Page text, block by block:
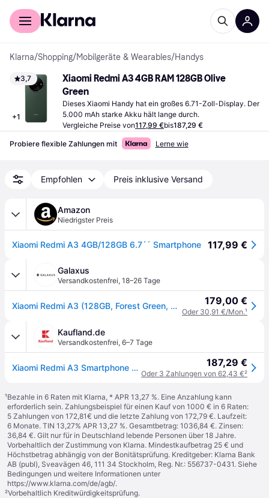
Für Shopper
Klarna/Shopping/Mobilgeräte & Wearables/Handys
3,7
+1
Xiaomi Redmi A3 4GB RAM 128GB Olive
Green
Dieses Xiaomi Handy hat ein großes 6.71-Zoll-Display. Der
5.000 mAh starke Akku hält lange durch.
Vergleiche Preise von117,99 €bis187,29 €
Probiere flexible Zahlungen mit Lerne wie
Empfohlen Preis inklusive Versand
Amazon
Niedrigster Preis
Xiaomi Redmi A3 4GB/128GB 6.7´´ Smartphone 117,99 €
Galaxus
Versandkostenfrei, 18–26 Tage
Xiaomi Redmi A3 (128GB, Forest Green, 6.71", Dual SIM, 4G), Smartphone, Grün 179,00 €
Oder 30,91 €/Mon.¹
Kaufland.de
Versandkostenfrei, 6–7 Tage
Xiaomi Redmi A3 Smartphone 128GB 4GB RAM forest green LTE/4G Android 5000mAh 187,29 €
Oder 3 Zahlungen von 62,43 €²
¹Bezahle in 6 Raten mit Klarna, * APR 13,27 %. Eine Anzahlung kann
erforderlich sein. Zahlungsbeispiel für einen Kauf von 1000 € in 6 Raten:
5 Zahlungen von 172,81€ und die letzte Zahlung von 172,79 €. Laufzeit:
6 Monate. TIN 13,27% APR 13,27 %. Gesamtbetrag: 1036,84 €. Zinsen:
36,84 €. Gilt nur für in Deutschland lebende Personen über 18 Jahre.
Vorbehaltlich der Zustimmung von Klarna. Mindestkaufbetrag 25 € und
Höchstbetrag abhängig von der Bonitätsprüfung. Kreditgeber: Klarna Bank
AB (publ), Sveavägen 46, 111 34 Stockholm, Reg. Nr.: 556737-0431. Siehe
Bedingungen und weitere Informationen unter
https://www.klarna.com/de/agb/.
²Vorbehaltlich Kreditwürdigkeitsprüfung.